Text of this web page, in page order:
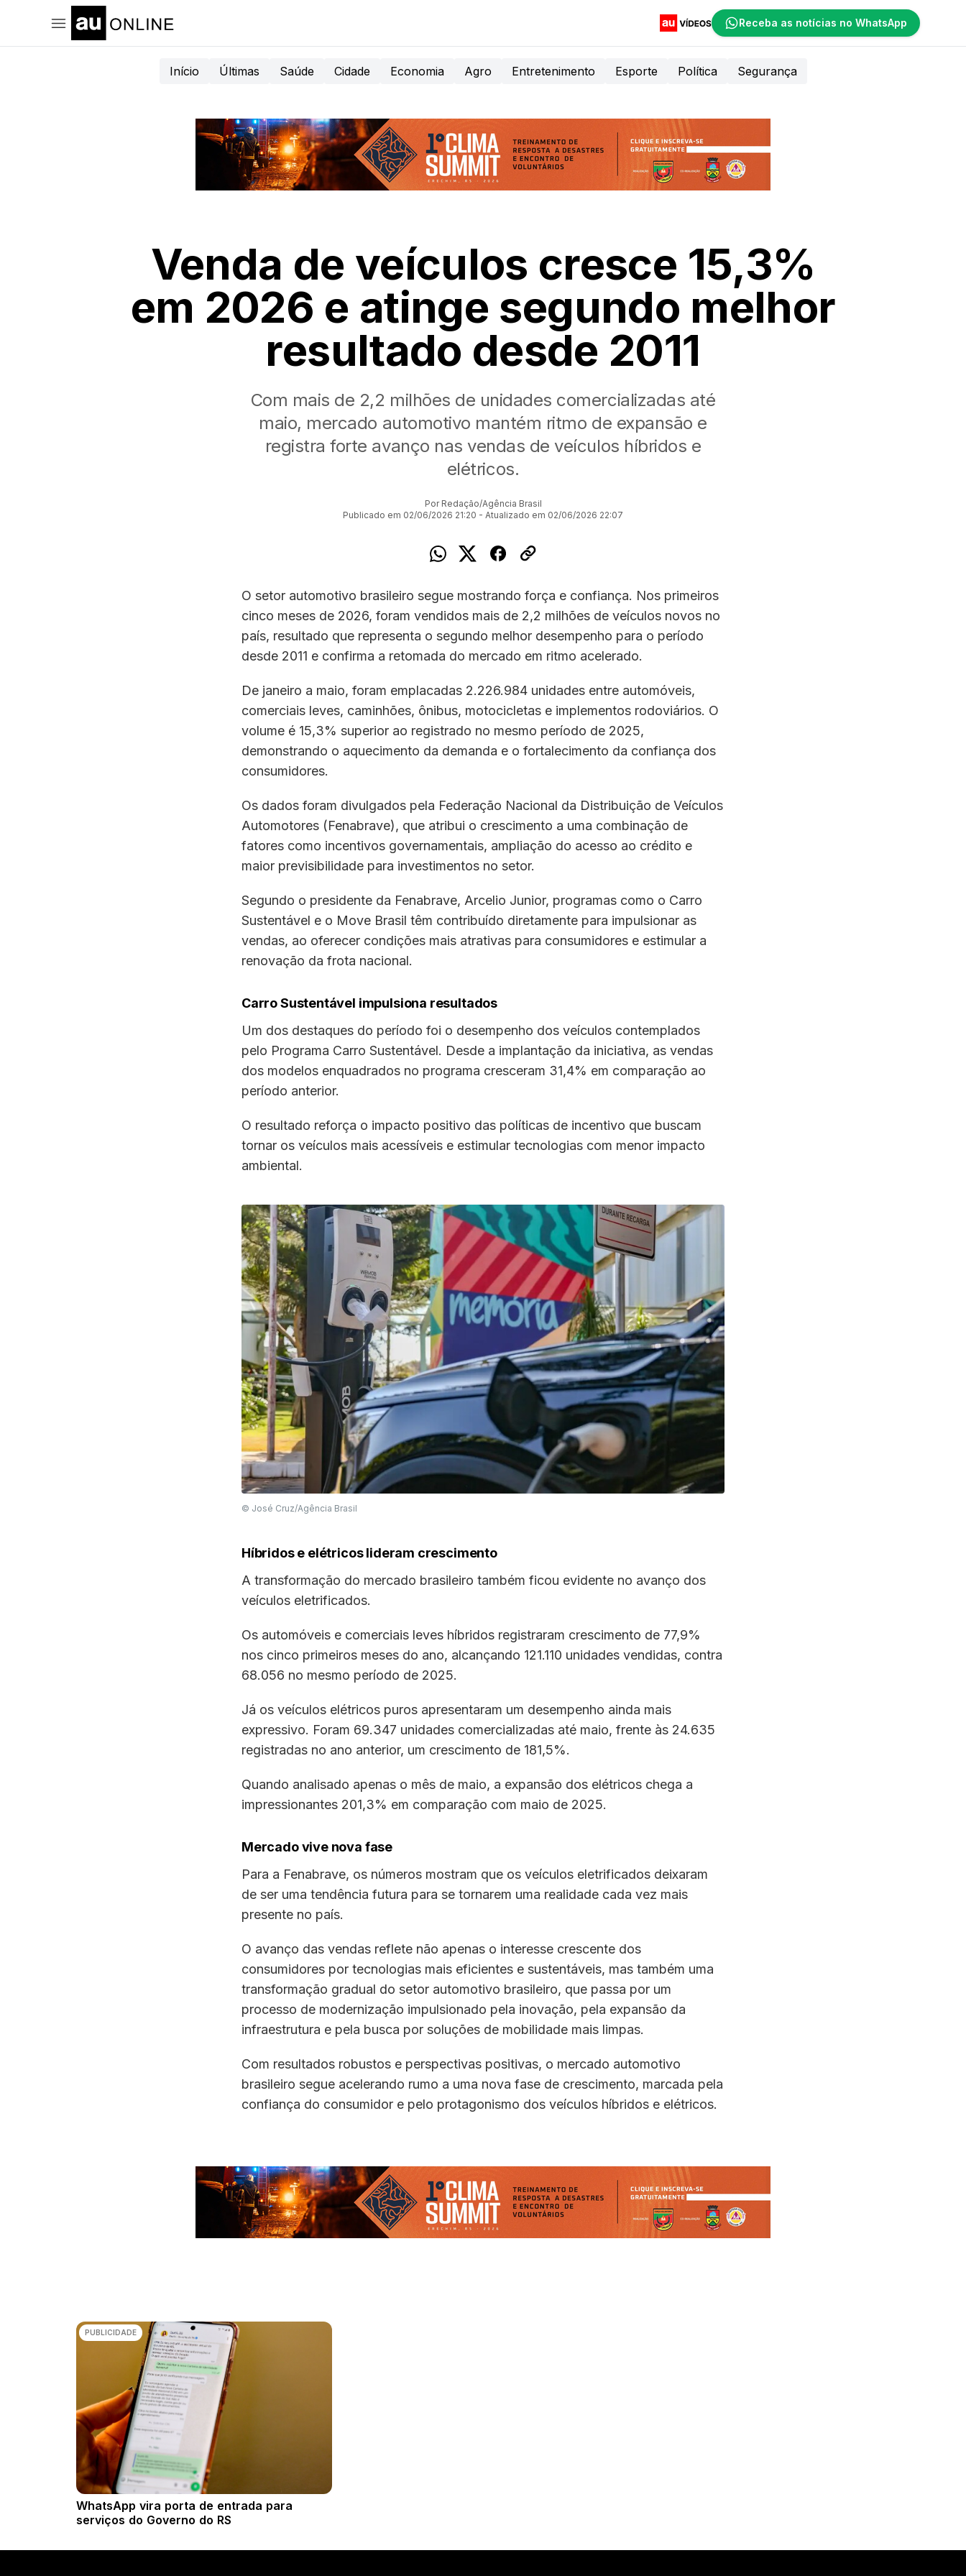
Receba as notícias no WhatsApp
Início Últimas Saúde Cidade Economia Agro Entretenimento Esporte Política Segurança
Venda de veículos cresce 15,3%
em 2026 e atinge segundo melhor
resultado desde 2011
Com mais de 2,2 milhões de unidades comercializadas até
maio, mercado automotivo mantém ritmo de expansão e
registra forte avanço nas vendas de veículos híbridos e
elétricos.
Por Redação/Agência Brasil
Publicado em 02/06/2026 21:20 - Atualizado em 02/06/2026 22:07
O setor automotivo brasileiro segue mostrando força e confiança. Nos primeiros
cinco meses de 2026, foram vendidos mais de 2,2 milhões de veículos novos no
país, resultado que representa o segundo melhor desempenho para o período
desde 2011 e confirma a retomada do mercado em ritmo acelerado.
De janeiro a maio, foram emplacadas 2.226.984 unidades entre automóveis,
comerciais leves, caminhões, ônibus, motocicletas e implementos rodoviários. O
volume é 15,3% superior ao registrado no mesmo período de 2025,
demonstrando o aquecimento da demanda e o fortalecimento da confiança dos
consumidores.
Os dados foram divulgados pela Federação Nacional da Distribuição de Veículos
Automotores (Fenabrave), que atribui o crescimento a uma combinação de
fatores como incentivos governamentais, ampliação do acesso ao crédito e
maior previsibilidade para investimentos no setor.
Segundo o presidente da Fenabrave, Arcelio Junior, programas como o Carro
Sustentável e o Move Brasil têm contribuído diretamente para impulsionar as
vendas, ao oferecer condições mais atrativas para consumidores e estimular a
renovação da frota nacional.
Carro Sustentável impulsiona resultados
Um dos destaques do período foi o desempenho dos veículos contemplados
pelo Programa Carro Sustentável. Desde a implantação da iniciativa, as vendas
dos modelos enquadrados no programa cresceram 31,4% em comparação ao
período anterior.
O resultado reforça o impacto positivo das políticas de incentivo que buscam
tornar os veículos mais acessíveis e estimular tecnologias com menor impacto
ambiental.
© José Cruz/Agência Brasil
Híbridos e elétricos lideram crescimento
A transformação do mercado brasileiro também ficou evidente no avanço dos
veículos eletrificados.
Os automóveis e comerciais leves híbridos registraram crescimento de 77,9%
nos cinco primeiros meses do ano, alcançando 121.110 unidades vendidas, contra
68.056 no mesmo período de 2025.
Já os veículos elétricos puros apresentaram um desempenho ainda mais
expressivo. Foram 69.347 unidades comercializadas até maio, frente às 24.635
registradas no ano anterior, um crescimento de 181,5%.
Quando analisado apenas o mês de maio, a expansão dos elétricos chega a
impressionantes 201,3% em comparação com maio de 2025.
Mercado vive nova fase
Para a Fenabrave, os números mostram que os veículos eletrificados deixaram
de ser uma tendência futura para se tornarem uma realidade cada vez mais
presente no país.
O avanço das vendas reflete não apenas o interesse crescente dos
consumidores por tecnologias mais eficientes e sustentáveis, mas também uma
transformação gradual do setor automotivo brasileiro, que passa por um
processo de modernização impulsionado pela inovação, pela expansão da
infraestrutura e pela busca por soluções de mobilidade mais limpas.
Com resultados robustos e perspectivas positivas, o mercado automotivo
brasileiro segue acelerando rumo a uma nova fase de crescimento, marcada pela
confiança do consumidor e pelo protagonismo dos veículos híbridos e elétricos.
PUBLICIDADE
WhatsApp vira porta de entrada para
serviços do Governo do RS